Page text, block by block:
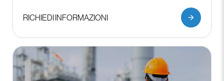
RICHIEDI INFORMAZIONI